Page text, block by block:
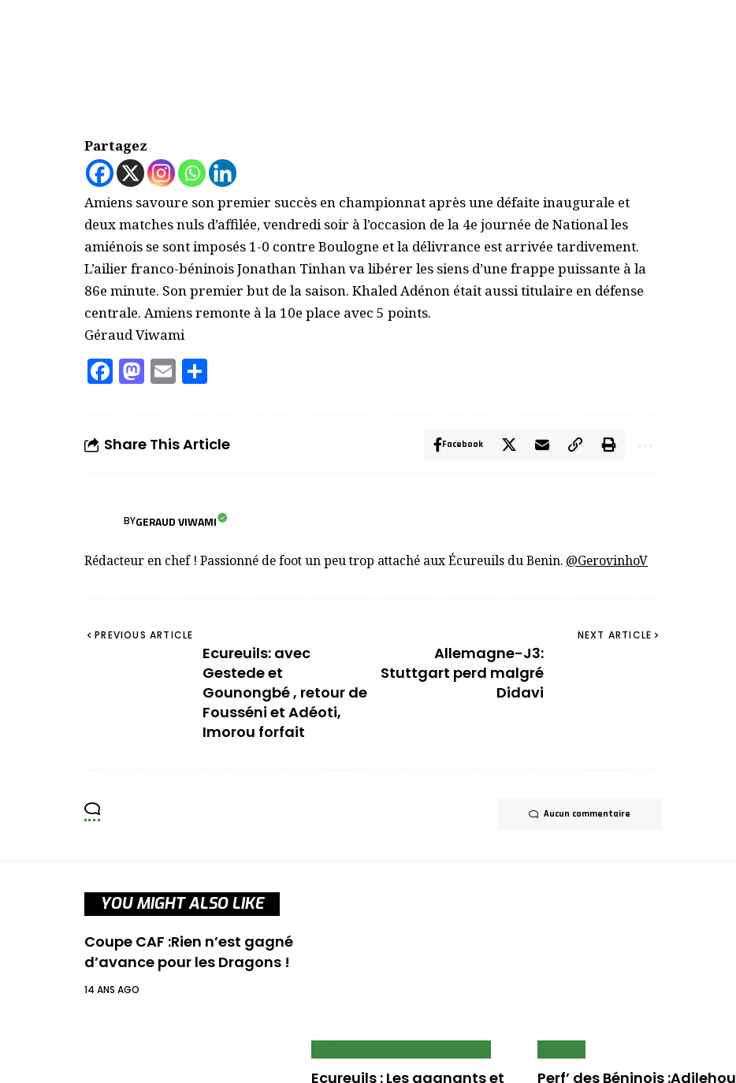
Partagez
Amiens savoure son premier succès en championnat après une défaite inaugurale et
deux matches nuls d’affilée, vendredi soir à l’occasion de la 4e journée de National les
amiénois se sont imposés 1-0 contre Boulogne et la délivrance est arrivée tardivement.
L’ailier franco-béninois Jonathan Tinhan va libérer les siens d’une frappe puissante à la
86e minute. Son premier but de la saison. Khaled Adénon était aussi titulaire en défense
centrale. Amiens remonte à la 10e place avec 5 points.
Géraud Viwami
Facebook
Mastodon
Email
Share This Article Facebook
BYGERAUD VIWAMI
Rédacteur en chef ! Passionné de foot un peu trop attaché aux Écureuils du Benin. @GerovinhoV
PREVIOUS ARTICLE
Ecureuils: avec
Gestede et
Gounongbé , retour de
Fousséni et Adéoti,
Imorou forfait
NEXT ARTICLE
Allemagne-J3:
Stuttgart perd malgré
Didavi
Aucun commentaire
YOU MIGHT ALSO LIKE
Coupe CAF :Rien n’est gagné
d’avance pour les Dragons !
14 ANS AGO
Ecureuils : Les gagnants et Perf’ des Béninois :Adilehou